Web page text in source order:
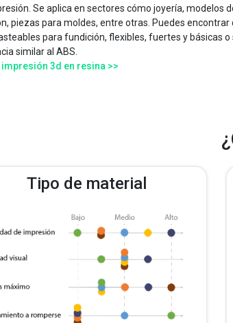
Se aplica en sectores cómo joyería, modelos
piezas para moldes, entre otras. Puedes
para fundición, flexibles, fuertes y básicas o
similar al ABS.
3d en resina >>
Tipo de material